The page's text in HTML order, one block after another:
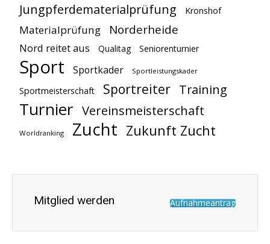
Jungpferdematerialprüfung Kronshof
Materialprüfung Norderheide
Nord reitet aus Qualitag Seniorenturnier
Sport Sportkader Sportleistungskader
Sportmeisterschaft Sportreiter Training
Turnier Vereinsmeisterschaft
Worldranking Zucht Zukunft Zucht
Mitglied werden Aufnahmeantrag